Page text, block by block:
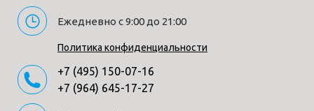
Ежедневно с 9:00 до 21:00
Политика конфиденциальности
+7 (495) 150-07-16
+7 (964) 645-17-27